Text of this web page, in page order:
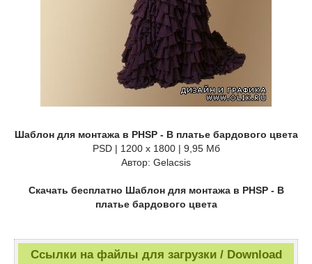
Шаблон для монтажа в PHSP - В платье бардового цвета
PSD | 1200 x 1800 | 9,95 Мб
Автор: Gelacsis
Скачать бесплатно Шаблон для монтажа в PHSP - В
платье бардового цвета
Ссылки на файлы для загрузки / Download